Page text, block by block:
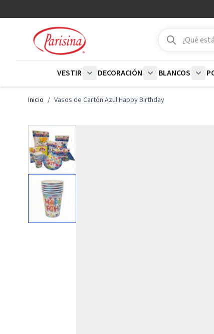
Buscar
Buscar
VESTIR
DECORACIÓN
BLANCOS
Inicio / Vasos de Cartón Azul Happy Birthday